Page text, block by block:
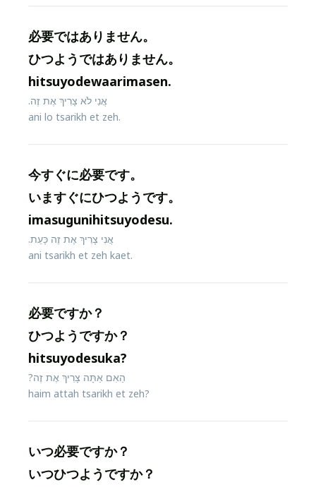
必要ではありません。
ひつようではありません。
hitsuyodewaarimasen.
אֲנִי לֹא צָרִיךְ אֶת זֶה.
ani lo tsarikh et zeh.
今すぐに必要です。
いますぐにひつようです。
imasugunihitsuyodesu.
אֲנִי צָרִיךְ אֶת זֶה כָּעֵת.
ani tsarikh et zeh kaet.
必要ですか？
ひつようですか？
hitsuyodesuka?
הַאִם אַתָּה צָרִיךְ אֶת זֶה?
haim attah tsarikh et zeh?
いつ必要ですか？
いつひつようですか？